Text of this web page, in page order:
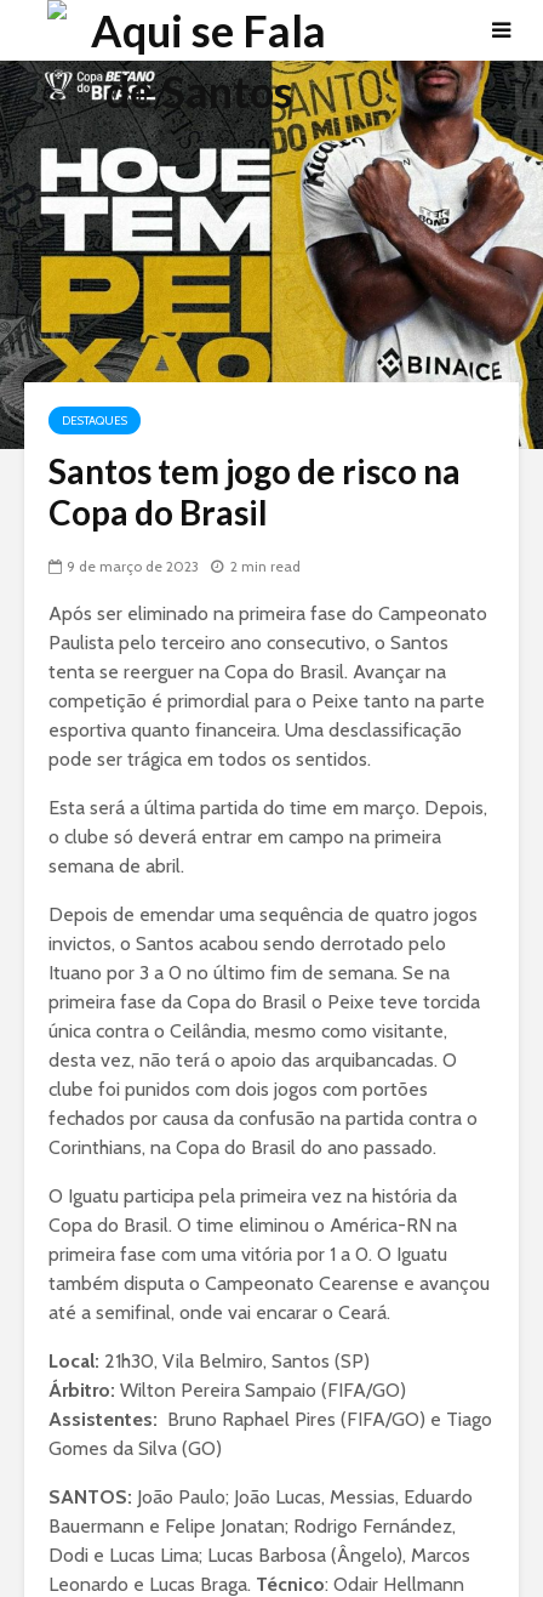
DESTAQUES
Santos tem jogo de risco na
Copa do Brasil
9 de março de 2023 2 min read
Após ser eliminado na primeira fase do Campeonato
Paulista pelo terceiro ano consecutivo, o Santos
tenta se reerguer na Copa do Brasil. Avançar na
competição é primordial para o Peixe tanto na parte
esportiva quanto financeira. Uma desclassificação
pode ser trágica em todos os sentidos.
Esta será a última partida do time em março. Depois,
o clube só deverá entrar em campo na primeira
semana de abril.
Depois de emendar uma sequência de quatro jogos
invictos, o Santos acabou sendo derrotado pelo
Ituano por 3 a 0 no último fim de semana. Se na
primeira fase da Copa do Brasil o Peixe teve torcida
única contra o Ceilândia, mesmo como visitante,
desta vez, não terá o apoio das arquibancadas. O
clube foi punidos com dois jogos com portões
fechados por causa da confusão na partida contra o
Corinthians, na Copa do Brasil do ano passado.
O Iguatu participa pela primeira vez na história da
Copa do Brasil. O time eliminou o América-RN na
primeira fase com uma vitória por 1 a 0. O Iguatu
também disputa o Campeonato Cearense e avançou
até a semifinal, onde vai encarar o Ceará.
Local: 21h30, Vila Belmiro, Santos (SP)
Árbitro: Wilton Pereira Sampaio (FIFA/GO)
Assistentes: Bruno Raphael Pires (FIFA/GO) e Tiago
Gomes da Silva (GO)
SANTOS: João Paulo; João Lucas, Messias, Eduardo
Bauermann e Felipe Jonatan; Rodrigo Fernández,
Dodi e Lucas Lima; Lucas Barbosa (Ângelo), Marcos
Leonardo e Lucas Braga. Técnico: Odair Hellmann